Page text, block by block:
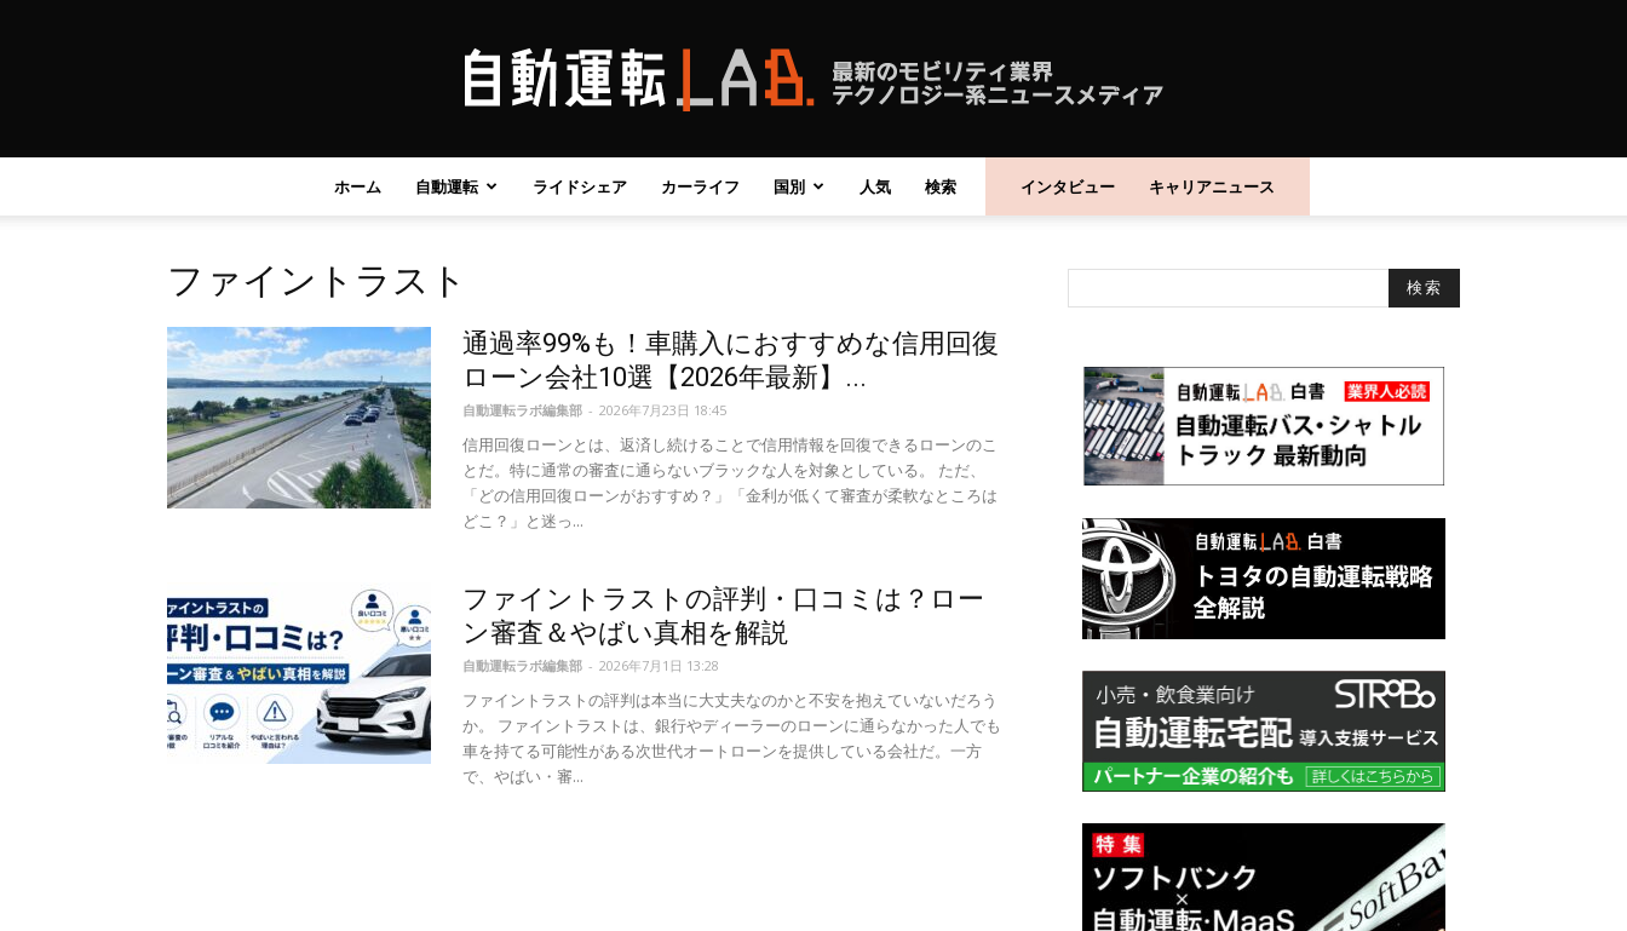
自
動
運
ホーム 自動運転 ライドシェア カーライフ 国別 人気 検索 インタビュー キャリアニュース
ファイントラスト
通過率99%も！車購入におすすめな信用回復
ローン会社10選【2026年最新】...
自動運転ラボ編集部 - 2026年7月23日 18:45
信用回復ローンとは、返済し続けることで信用情報を回復できるローンのこ
とだ。特に通常の審査に通らないブラックな人を対象としている。 ただ、
「どの信用回復ローンがおすすめ？」「金利が低くて審査が柔軟なところは
どこ？」と迷っ...
ファイントラストの評判・口コミは？ロー
ン審査＆やばい真相を解説
自動運転ラボ編集部 - 2026年7月1日 13:28
ファイントラストの評判は本当に大丈夫なのかと不安を抱えていないだろう
か。 ファイントラストは、銀行やディーラーのローンに通らなかった人でも
車を持てる可能性がある次世代オートローンを提供している会社だ。一方
で、やばい・審...